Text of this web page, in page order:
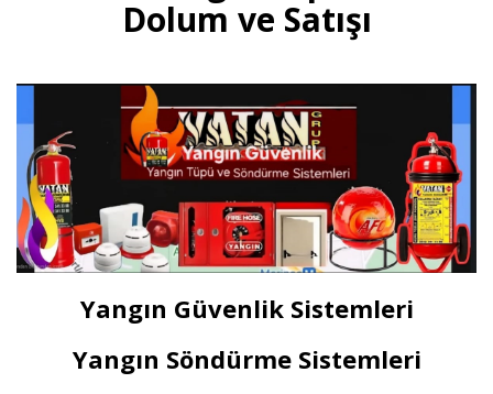
Dolum ve Satışı
Yangın Güvenlik Sistemleri
Yangın Söndürme Sistemleri